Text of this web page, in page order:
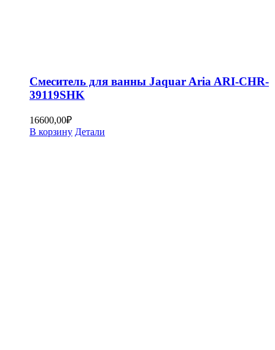
Смеситель для ванны Jaquar Aria ARI-CHR-
39119SHK
16600,00₽
В корзину Детали